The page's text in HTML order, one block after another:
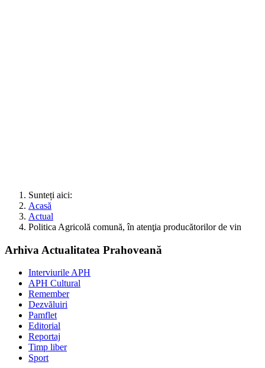
Sunteți aici:
Acasă
Actual
Politica Agricolă comună, în atenţia producătorilor de vin
Arhiva Actualitatea Prahoveană
Interviurile APH
APH Cultural
Remember
Dezvăluiri
Pamflet
Editorial
Reportaj
Timp liber
Sport